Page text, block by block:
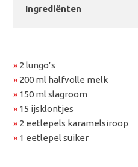
Ingrediënten
» 2 lungo’s
» 200 ml halfvolle melk
» 150 ml slagroom
» 15 ijsklontjes
» 2 eetlepels karamelsiroop
» 1 eetlepel suiker